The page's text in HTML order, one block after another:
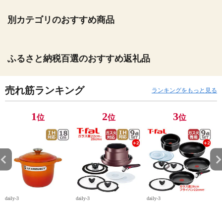
別カテゴリのおすすめ商品
ふるさと納税百選のおすすめ返礼品
売れ筋ランキング ランキングをもっと見る
1位
daily-3
2位
daily-3
3位
daily-3